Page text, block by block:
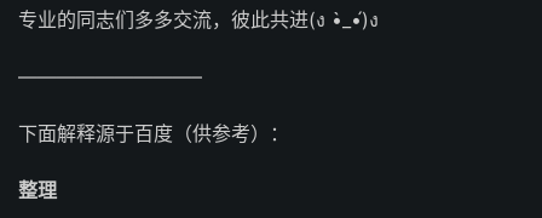
专业的同志们多多交流，彼此共进(ง •̀_•́)ง
—————————–
下面解释源于百度（供参考）：
整理